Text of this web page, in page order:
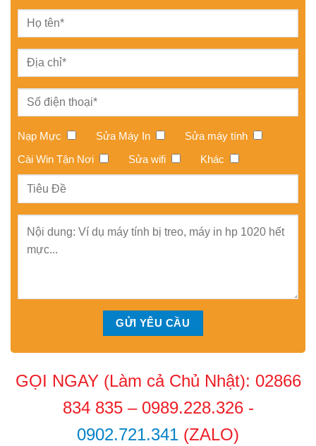
Nạp Mực Sửa Máy In
Sửa máy tính
Cài Win Tận Nơi
Sửa wifi Khác
GỌI NGAY (Làm cả Chủ Nhật): 02866
834 835– 0989.228.326 -
0902.721.341 (ZALO)